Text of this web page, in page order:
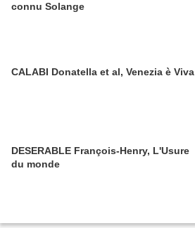
connu Solange
CALABI Donatella et al, Venezia è Viva
DESERABLE François-Henry, L'Usure
du monde